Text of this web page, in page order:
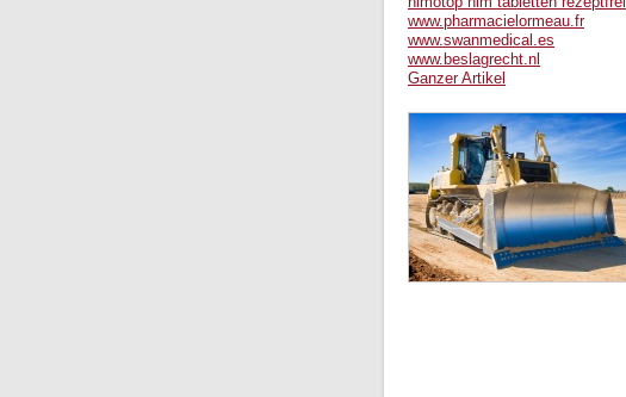
www.pharmacielormeau.fr
www.swanmedical.es
www.beslagrecht.nl
Ganzer Artikel